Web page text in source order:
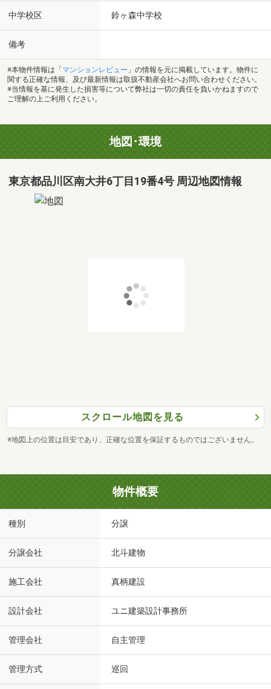
中学校区 鈴ヶ森中学校
備考
※本物件情報は「 マンションレビュー 」の情報を元に掲載しています。物件に
関する正確な情報、及び最新情報は取扱不動産会社へお問い合わせください。
※当情報を基に発生した損害等について弊社は一切の責任を負いかねますので
ご理解の上ご利用ください。
地図･環境
東京都品川区南大井6丁目19番4号 周辺地図情報
スクロール地図を見る
※地図上の位置は目安であり、正確な位置を保証するものではございません。
物件概要
種別 分譲
分譲会社 北斗建物
施工会社 真柄建設
設計会社 ユニ建築設計事務所
管理会社 自主管理
管理方式 巡回